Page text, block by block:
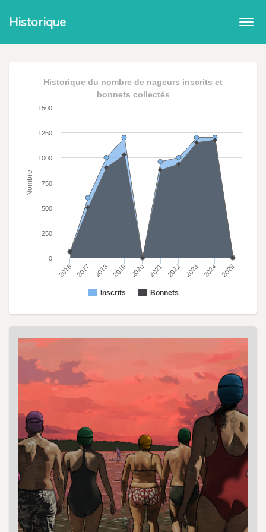
Historique
Nombre
Historique du nombre de nageurs inscrits et
bonnets collectés
Inscrits Bonnets
2016 2017 2018 2019 2020 2021 2022 2023 2024 2025
0
250
500
750
1000
1250
1500